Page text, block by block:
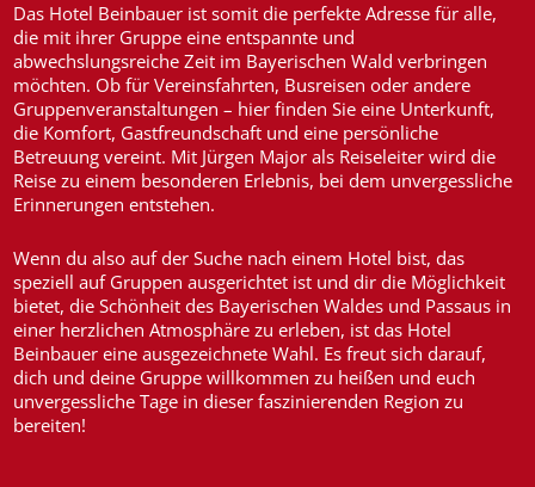
Das Hotel Beinbauer ist somit die perfekte Adresse für alle,
die mit ihrer Gruppe eine entspannte und
abwechslungsreiche Zeit im Bayerischen Wald verbringen
möchten. Ob für Vereinsfahrten, Busreisen oder andere
Gruppenveranstaltungen – hier finden Sie eine Unterkunft,
die Komfort, Gastfreundschaft und eine persönliche
Betreuung vereint. Mit Jürgen Major als Reiseleiter wird die
Reise zu einem besonderen Erlebnis, bei dem unvergessliche
Erinnerungen entstehen.
Wenn du also auf der Suche nach einem Hotel bist, das
speziell auf Gruppen ausgerichtet ist und dir die Möglichkeit
bietet, die Schönheit des Bayerischen Waldes und Passaus in
einer herzlichen Atmosphäre zu erleben, ist das Hotel
Beinbauer eine ausgezeichnete Wahl. Es freut sich darauf,
dich und deine Gruppe willkommen zu heißen und euch
unvergessliche Tage in dieser faszinierenden Region zu
bereiten!